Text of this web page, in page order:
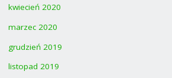
kwiecień 2020
marzec 2020
grudzień 2019
listopad 2019